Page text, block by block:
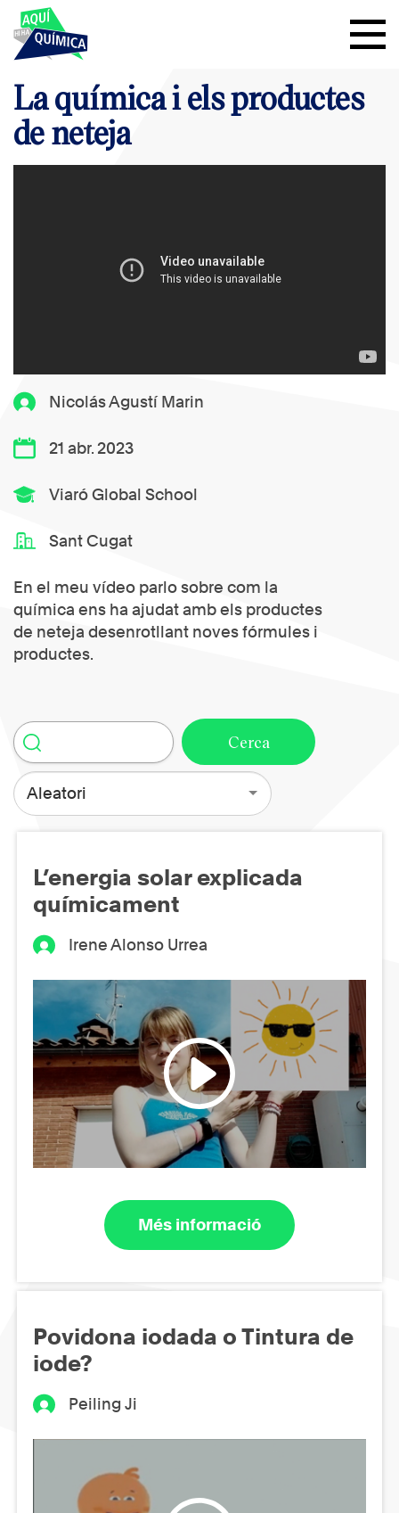
Nicolás Agustí Marin
21 abr. 2023
Viaró Global School
Sant Cugat
En el meu vídeo parlo sobre com la
química ens ha ajudat amb els productes
de neteja desenrotllant noves fórmules i
productes.
La química i els productes
de neteja
Aleatori
L’energia solar explicada
químicament
Irene Alonso Urrea
Més informació
Povidona iodada o Tintura de
iode?
Peiling Ji